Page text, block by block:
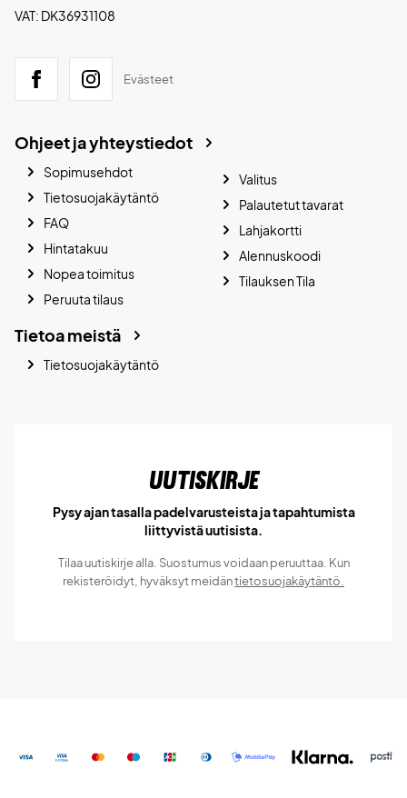
VAT: DK36931108
Evästeet
Ohjeet ja yhteystiedot
Sopimusehdot
Tietosuojakäytäntö
FAQ
Hintatakuu
Nopea toimitus
Peruuta tilaus
Valitus
Palautetut tavarat
Lahjakortti
Alennuskoodi
Tilauksen Tila
Tietoa meistä
Tietosuojakäytäntö
Uutiskirje
Pysy ajan tasalla padelvarusteista ja tapahtumista
liittyvistä uutisista.
Tilaa uutiskirje alla. Suostumus voidaan peruuttaa. Kun
rekisteröidyt, hyväksyt meidäntietosuojakäytäntö.